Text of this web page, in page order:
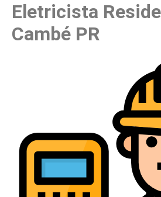
Eletricista
Cambé PR